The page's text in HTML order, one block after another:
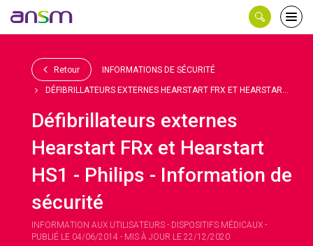
le
Retour INFORMATIONS DE SÉCURITÉ
DÉFIBRILLATEURS EXTERNES HEARSTART FRX ET HEARSTAR...
Défibrillateurs externes
Hearstart FRx et Hearstart
HS1 - Philips - Information de
sécurité
INFORMATION AUX UTILISATEURS - DISPOSITIFS MÉDICAUX -
PUBLIÉ LE 04/06/2014 - MIS À JOUR LE 22/12/2020